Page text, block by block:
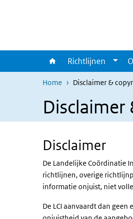
Richtlijnen
Home Disclaimer &
Disclaimer
De Landelijke Coördinatie
richtlijnen, overige
informatie onjuist, niet
De LCI aanvaardt dan